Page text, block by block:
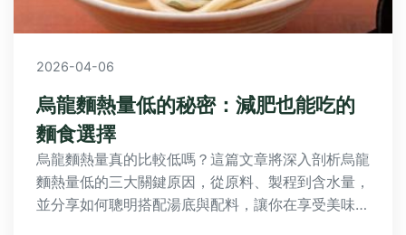
2026-04-06
烏龍麵熱量低的秘密：減肥也能吃的
麵食選擇
烏龍麵熱量真的比較低嗎？這篇文章將深入剖析烏龍
麵熱量低的三大關鍵原因，從原料、製程到含水量，
並分享如何聰明搭配湯底與配料，讓你在享受美味之